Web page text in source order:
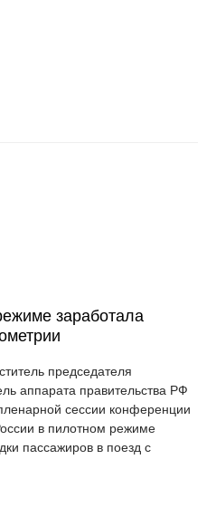
заработала
председателя
аппарата правительства РФ
сессии конференции
в пилотном режиме
пассажиров в поезд с